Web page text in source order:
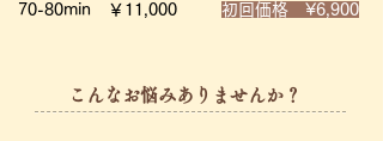
70-80min ￥11,000 初回価格 ¥6,900
​こんなお悩みありませんか？